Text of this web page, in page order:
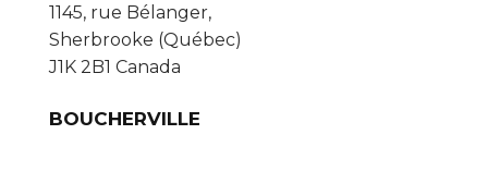
1145, rue Bélanger,
Sherbrooke (Québec)
J1K 2B1 Canada
BOUCHERVILLE